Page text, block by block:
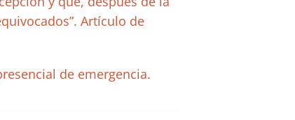
Artículo de
de emergencia.